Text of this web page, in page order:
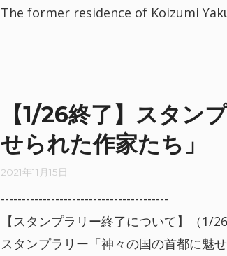
The former residence of Koizumi
【1/26終了】スタン
せられた作家たち」
2021年11月15日
----------------------------------------
【スタンプラリー終了について】（1/26
スタンプラリー「神々の国の首都に魅